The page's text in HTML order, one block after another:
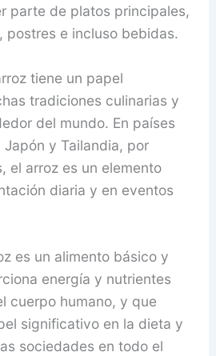
parte de platos principales,
postres e incluso bebidas.
tiene un papel
tradiciones culinarias y
del mundo. En países
y Tailandia, por
el arroz es un elemento
diaria y en eventos
es un alimento básico y
energía y nutrientes
cuerpo humano, y que
significativo en la dieta y
sociedades en todo el